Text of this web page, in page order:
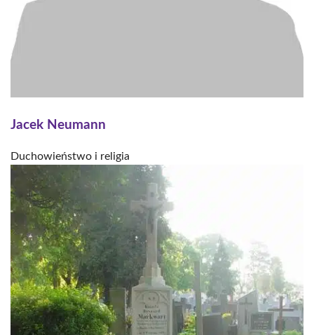
Jacek Neumann
Duchowieństwo i religia